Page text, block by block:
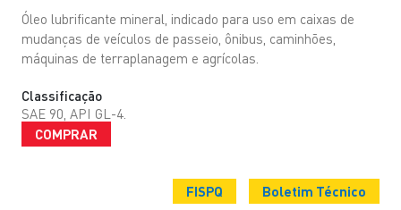
Óleo lubrificante mineral, indicado para uso em caixas de
mudanças de veículos de passeio, ônibus, caminhões,
máquinas de terraplanagem e agrícolas.
Classificação
SAE 90, API GL-4.
COMPRAR
FISPQ Boletim Técnico